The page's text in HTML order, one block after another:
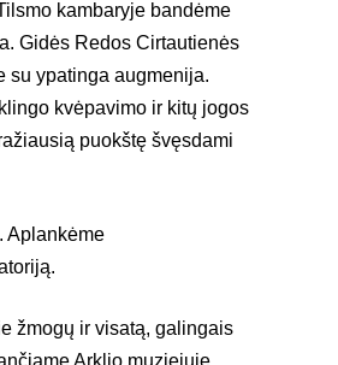
kambaryje bandėme
Gidės Redos Cirtautienės
su ypatinga augmenija.
kvėpavimo ir kitų jogos
puokštę švęsdami
Aplankėme
žmogų ir visatą, galingais
Arklio muziejuje